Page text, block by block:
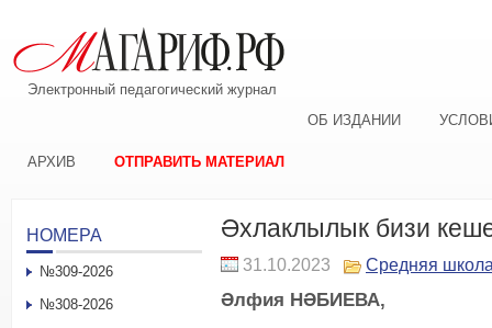
Электронный педагогический журнал
ОБ ИЗДАНИИ
АРХИВ ОТПРАВИТЬ МАТЕРИАЛ
Әхлаклылык бизи
31.10.2023 Средняя
Әлфия НӘБИЕВА,
НОМЕРА
№309-2026
№308-2026